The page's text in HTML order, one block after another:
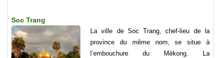
Soc Trang
La ville de Soc Trang, chef-lieu de la
province du même nom, se situe à
l’embouchure du Mékong. La